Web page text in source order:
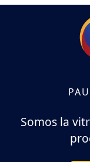
Somos la